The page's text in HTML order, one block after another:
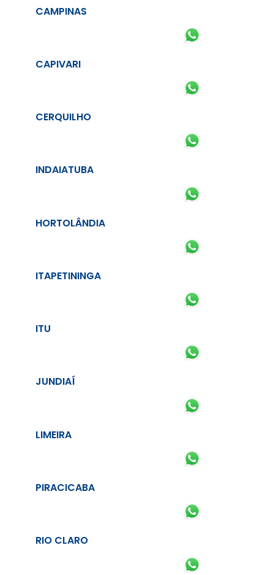
CAMPINAS
CAPIVARI
CERQUILHO
INDAIATUBA
HORTOLÂNDIA
ITAPETININGA
ITU
JUNDIAÍ
LIMEIRA
PIRACICABA
RIO CLARO